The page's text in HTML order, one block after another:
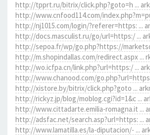
http://tpprt.ru/bitrix/click.php?goto=h ...
http://www.cnfood114.com/
http://nj1015.com/login/?referer=https: ...
http://docs.masculist.ru/go/url=https:/ ...
http://sepoa.fr/wp/go.php?https://
http://m.shopindallas.com/redirect.aspx ...
http://wo.icfpa.cn/link.php?url=https:/ ...
http://www.chanood.com/
http://xistore.by/bitrix/click.php?goto ...
http://rickyz.jp/blog/moblog.cgi?id=1&c ...
http://www.cittadarte.emilia-romagna.it ...
http://adsfac.net/search.asp?url=https: ...
http://www.lamatilla.es/la-diputacion/- ...